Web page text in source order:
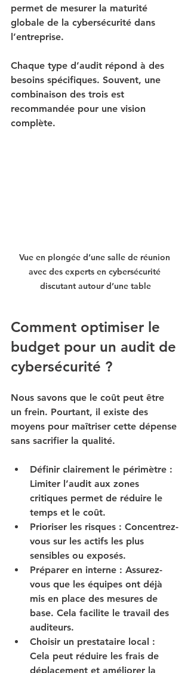
permet de mesurer la maturité
globale de la cybersécurité dans
l’entreprise.
Chaque type d’audit répond à des
besoins spécifiques. Souvent, une
combinaison des trois est
recommandée pour une vision
complète.
Vue en plongée d’une salle de réunion
avec des experts en cybersécurité
discutant autour d’une table
Comment optimiser le
budget pour un audit de
cybersécurité ?
Nous savons que le coût peut être
un frein. Pourtant, il existe des
moyens pour maîtriser cette dépense
sans sacrifier la qualité.
Définir clairement le périmètre :
Limiter l’audit aux zones
critiques permet de réduire le
temps et le coût.
Prioriser les risques : Concentrez-
vous sur les actifs les plus
sensibles ou exposés.
Préparer en interne : Assurez-
vous que les équipes ont déjà
mis en place des mesures de
base. Cela facilite le travail des
auditeurs.
Choisir un prestataire local :
Cela peut réduire les frais de
déplacement et améliorer la